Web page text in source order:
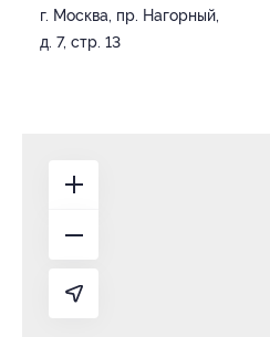
г. Москва, пр. Нагорный,
д. 7, стр. 13